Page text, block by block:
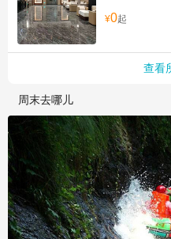
¥0起
查看
周末去哪儿